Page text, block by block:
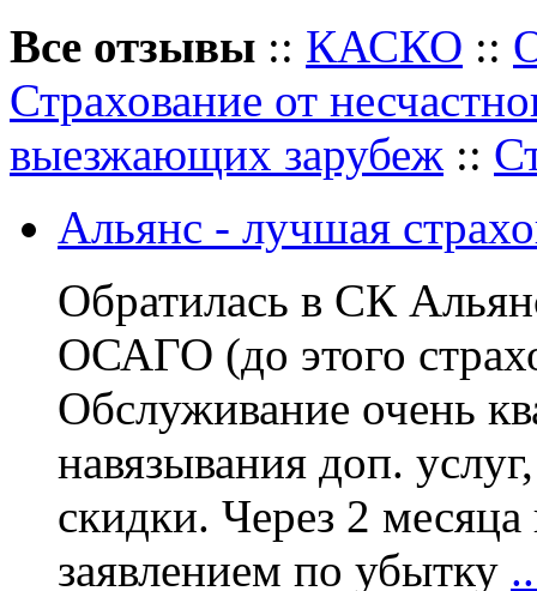
Все отзывы :: КАСКО ::
Страхование от
выезжающих зарубеж ::
Альянс - лучшая
Обратилась в СК
ОСАГО (до этого
Обслуживание очень
навязывания доп.
скидки. Через 2
заявлением по убытку